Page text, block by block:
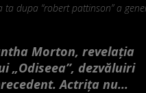
ta dupa “robert pattinson” a
Morton, revelația
„Odiseea”, dezvăluiri
Actrița nu...